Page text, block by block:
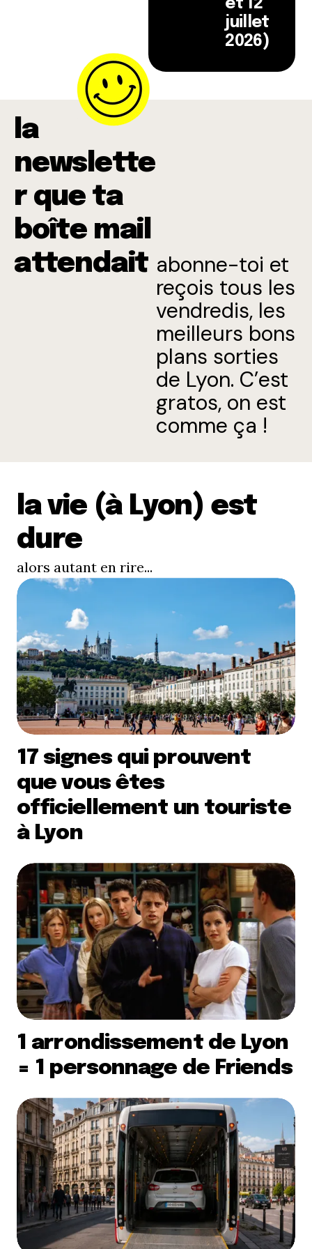
et 12
juillet
2026)
la
newslette
r que ta
boîte mail
attendait abonne-toi et
reçois tous les
vendredis, les
meilleurs bons
plans sorties
de Lyon. C’est
gratos, on est
comme ça !
la vie (à Lyon) est
dure
alors autant en rire...
17 signes qui prouvent
que vous êtes
officiellement un touriste
à Lyon
1 arrondissement de Lyon
= 1 personnage de Friends